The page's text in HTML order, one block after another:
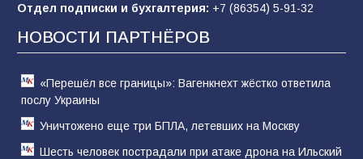
Командовал боем до последнего: герой
60 05.08.2026
Отдел подписки и бухгалтерия: +7 (86354) 5-91-32
НОВОСТИ ПАРТНЁРОВ
«Перешёл все границы»: Вагенкнехт жёстко ответила
послу Украины
Уничтожено еще три БПЛА, летевших на Москву
Шесть человек пострадали при атаке дрона на Ильский